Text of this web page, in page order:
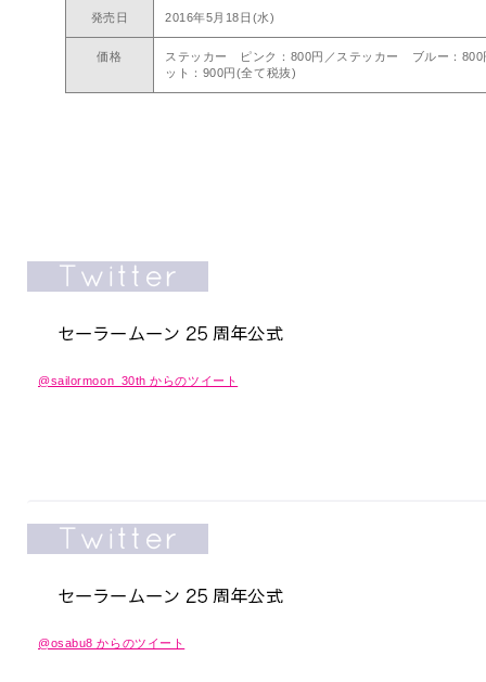
発売日 2016年5月18日(水)
価格
ステッカー ピンク：800円／ステッカー ブルー：800
ット：900円(全て税抜)
@sailormoon_30th からのツイート
@osabu8 からのツイート